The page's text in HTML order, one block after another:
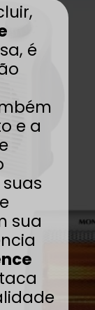
é
e a
sua